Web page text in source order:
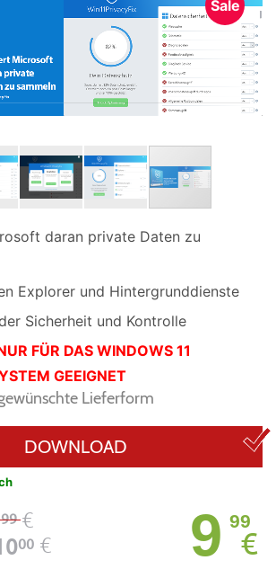
daran private Daten zu
Explorer und Hintergrunddienste
Sicherheit und Kontrolle
FÜR DAS WINDOWS 11
GEEIGNET
Lieferform
DOWNLOAD
99€
00 € 9 99
€
Sale